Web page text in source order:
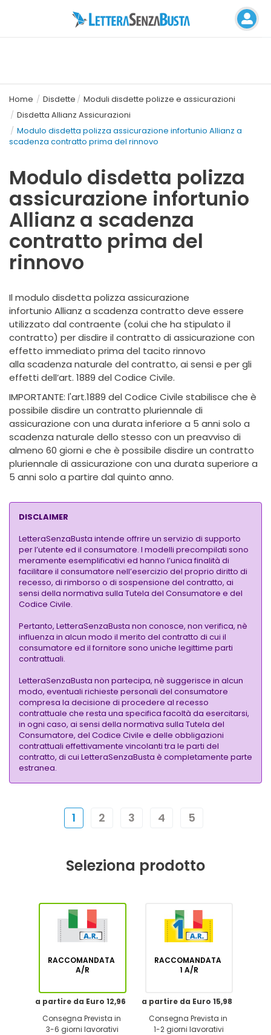
Home Disdette
Moduli disdette polizze e assicurazioni
Disdetta Allianz Assicurazioni
Modulo disdetta polizza assicurazione infortunio Allianz a
scadenza contratto prima del rinnovo
Modulo disdetta polizza
assicurazione infortunio
Allianz a scadenza
contratto prima del
rinnovo
Il modulo disdetta polizza assicurazione
infortunio Allianz a scadenza contratto deve essere
utilizzato dal contraente (colui che ha stipulato il
contratto) per disdire il contratto di assicurazione con
effetto immediato prima del tacito rinnovo
alla scadenza naturale del contratto, ai sensi e per gli
effetti dell’art. 1889 del Codice Civile.
IMPORTANTE: l'art.1889 del Codice Civile stabilisce che è
possibile disdire un contratto pluriennale di
assicurazione con una durata inferiore a 5 anni solo a
scadenza naturale dello stesso con un preavviso di
almeno 60 giorni e che è possibile disdire un contratto
pluriennale di assicurazione con una durata superiore a
5 anni solo a partire dal quinto anno.
DISCLAIMER
LetteraSenzaBusta intende offrire un servizio di supporto
per l’utente ed il consumatore. I modelli precompilati sono
meramente esemplificativi ed hanno l’unica finalità di
facilitare il consumatore nell’esercizio del proprio diritto di
recesso, di rimborso o di sospensione del contratto, ai
sensi della normativa sulla Tutela del Consumatore e del
Codice Civile.
Pertanto, LetteraSenzaBusta non conosce, non verifica, nè
influenza in alcun modo il merito del contratto di cui il
consumatore ed il fornitore sono uniche legittime parti
contrattuali.
LetteraSenzaBusta non partecipa, nè suggerisce in alcun
modo, eventuali richieste personali del consumatore
compresa la decisione di procedere al recesso
contrattuale che resta una specifica facoltà da esercitarsi,
in ogni caso, ai sensi della normativa sulla Tutela del
Consumatore, del Codice Civile e delle obbligazioni
contrattuali effettivamente vincolanti tra le parti del
contratto, di cui LetteraSenzaBusta è completamente parte
estranea.
1 2 3 4 5
Seleziona prodotto
RACCOMANDATA
A/R
a partire da Euro 12,96
Consegna Prevista in
3-6 giorni lavorativi
RACCOMANDATA
1 A/R
a partire da Euro 15,98
Consegna Prevista in
1-2 giorni lavorativi